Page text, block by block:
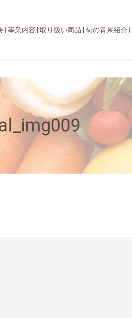
事業内容 取り扱い商品 旬の青果紹介